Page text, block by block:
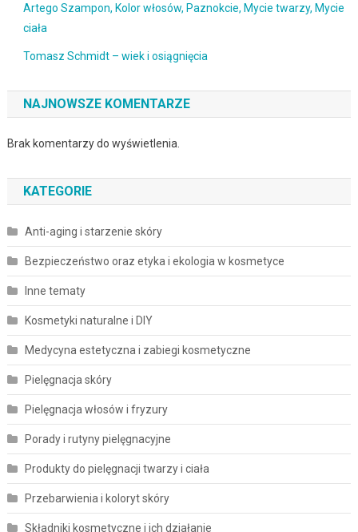
Artego Szampon, Kolor włosów, Paznokcie, Mycie twarzy, Mycie
ciała
Tomasz Schmidt – wiek i osiągnięcia
NAJNOWSZE KOMENTARZE
Brak komentarzy do wyświetlenia.
KATEGORIE
Anti-aging i starzenie skóry
Bezpieczeństwo oraz etyka i ekologia w kosmetyce
Inne tematy
Kosmetyki naturalne i DIY
Medycyna estetyczna i zabiegi kosmetyczne
Pielęgnacja skóry
Pielęgnacja włosów i fryzury
Porady i rutyny pielęgnacyjne
Produkty do pielęgnacji twarzy i ciała
Przebarwienia i koloryt skóry
Składniki kosmetyczne i ich działanie